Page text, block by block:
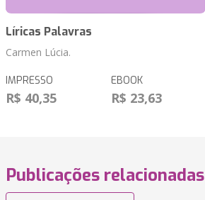
Líricas Palavras
Carmen Lúcia.
IMPRESSO
R$ 40,35
EBOOK
R$ 23,63
Publicações relacionadas